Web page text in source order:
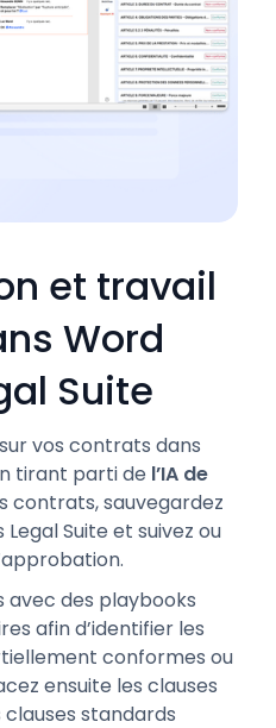
et travail
Word
Suite
vos contrats dans
tirant parti de l’IA de
contrats, sauvegardez
Suite et suivez ou
des playbooks
afin d’identifier les
conformes ou
ensuite les clauses
standards